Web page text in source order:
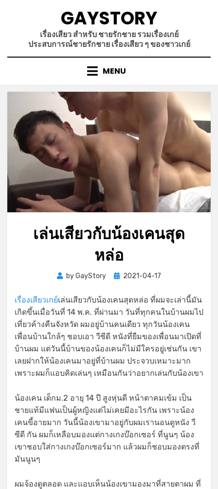
GAYSTORY
เรื่องเสียว สำหรับ ชายรักชาย รวมเรื่องเกย์
ประสบการณ์ชายรักชาย เรื่องเสียว ๆ ของชาวเกย์
MENU
เล่นเสียวกับน้องเคนสุด
หล่อ
byGayStory
Posted
2021-04-17
เรื่องเสียวเกย์เล่นเสียวกับน้องเคนสุดหล่อ ที่ผมจะเล่านี้มัน
เกิดขึ้นเมื่อวันที่ 14 พ.ค. ที่ผ่านมา วันที่ทุกคนในบ้านผมไป
เที่ยวค้างคืนจังหวัด ผมอยู่บ้านคนเดียว ทุกวันน้องเคน
เพื่อนบ้านใกล้ๆ ชอบเอา วีซีดี หนังที่ยืมของเพื่อนมาเปิดที่
บ้านผม แต่วันนี้บ้านของน้องเคนก็ไม่มีใครอยู่เช่นกัน เขา
เลยฝากให้น้องเคนมาอยู่ที่บ้านผม ประจวบเหมาะมาก
เพราะผมก็แอบคิดเล่นๆ เหมือนกันว่าอยากเล่นกับน้องเขา
น้องเคน เด็กม.2 อายุ 14 ปี สูงหุ่นดี หน้าตาคมเข้ม เป็น
ชายแท้มีแฟนเป็นผู้หญิงแต่ไม่เคยมีอะไรกัน เพราะน้อง
เคนขี้อายมาก วันนี้น้องเขามาอยู่กับผมเรานอนดูหนัง วี
ซีดี กัน ผมก็เหลือบมองแต่กางเกงบ๊อกเซอร์ ที่นูนๆ น้อง
เขาชอบใส่กางเกงบ๊อกเซอร์มาก แล้วผมก็ชอบมองตรงที่
มันนูนๆ
ผมจ้องดูตลอด และแอบเห็นน้องเขามองมาที่สายตาผม ที่